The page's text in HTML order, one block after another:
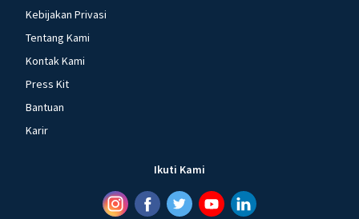
Kebijakan Privasi
Tentang Kami
Kontak Kami
Press Kit
Bantuan
Karir
Ikuti Kami